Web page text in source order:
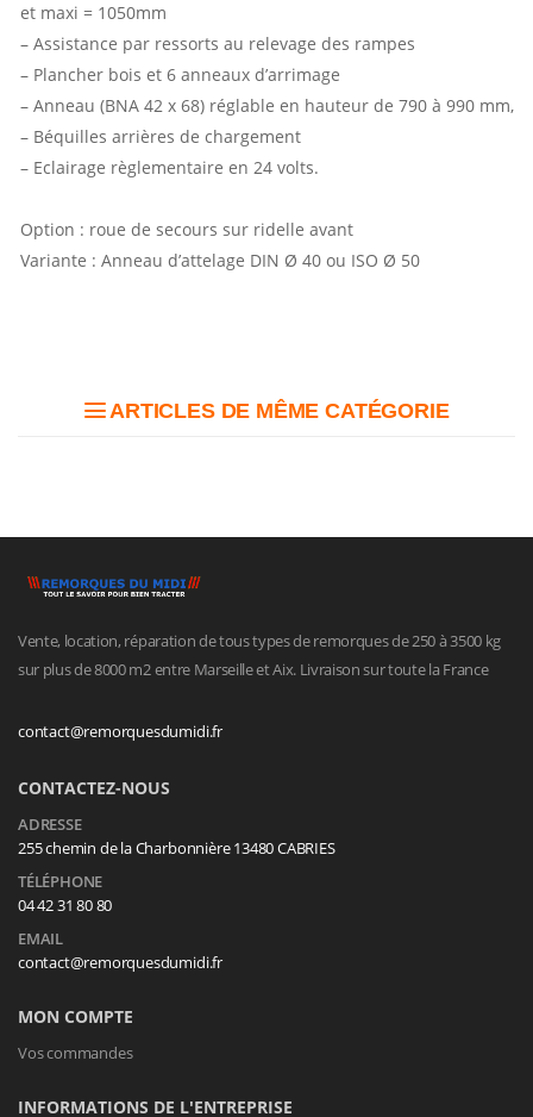
et maxi = 1050mm
– Assistance par ressorts au relevage des rampes
– Plancher bois et 6 anneaux d’arrimage
– Anneau (BNA 42 x 68) réglable en hauteur de 790 à 990 mm,
– Béquilles arrières de chargement
– Eclairage règlementaire en 24 volts.
Option : roue de secours sur ridelle avant
Variante : Anneau d’attelage DIN Ø 40 ou ISO Ø 50
ARTICLES DE MÊME CATÉGORIE
Vente, location, réparation de tous types de remorques de 250 à 3500 kg
sur plus de 8000 m2 entre Marseille et Aix. Livraison sur toute la France
contact@remorquesdumidi.fr
CONTACTEZ-NOUS
ADRESSE
255 chemin de la Charbonnière 13480 CABRIES
TÉLÉPHONE
04 42 31 80 80
EMAIL
contact@remorquesdumidi.fr
MON COMPTE
Vos commandes
INFORMATIONS DE L'ENTREPRISE